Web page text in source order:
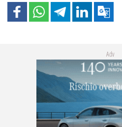
Adv